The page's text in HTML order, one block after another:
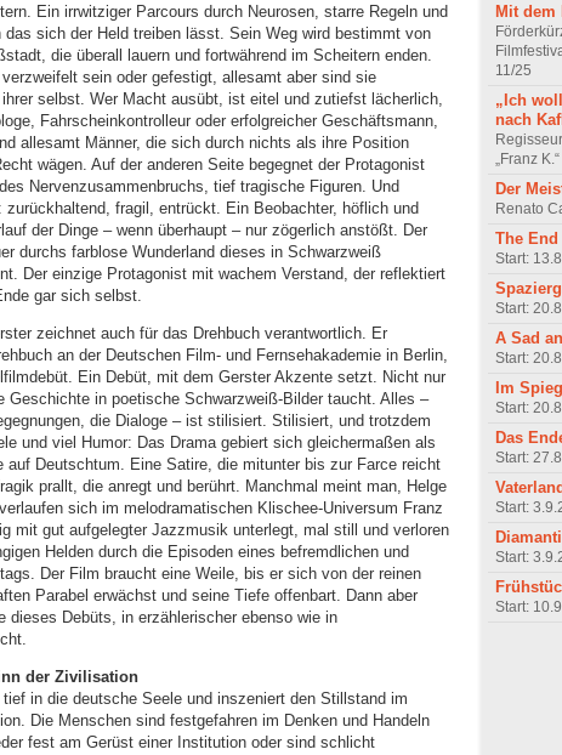
Ein irrwitziger Parcours durch Neurosen, starre Regeln und
das sich der Held treiben lässt. Sein Weg wird bestimmt von
die überall lauern und fortwährend im Scheitern enden.
sein oder gefestigt, allesamt aber sind sie
selbst. Wer Macht ausübt, ist eitel und zutiefst lächerlich,
Fahrscheinkontrolleur oder erfolgreicher Geschäftsmann,
allesamt Männer, die sich durch nichts als ihre Position
wägen. Auf der anderen Seite begegnet der Protagonist
Nervenzusammenbruchs, tief tragische Figuren. Und
fragil, entrückt. Ein Beobachter, höflich und
der Dinge – wenn überhaupt – nur zögerlich anstößt. Der
durchs farblose Wunderland dieses in Schwarzweiß
Der einzige Protagonist mit wachem Verstand, der reflektiert
gar sich selbst.
zeichnet auch für das Drehbuch verantwortlich. Er
an der Deutschen Film- und Fernsehakademie in Berlin,
Ein Debüt, mit dem Gerster Akzente setzt. Nicht nur
Geschichte in poetische Schwarzweiß-Bilder taucht. Alles –
die Dialoge – ist stilisiert. Stilisiert, und trotzdem
und viel Humor: Das Drama gebiert sich gleichermaßen als
auf Deutschtum. Eine Satire, die mitunter bis zur Farce reicht
prallt, die anregt und berührt. Manchmal meint man, Helge
sich im melodramatischen Klischee-Universum Franz
mit gut aufgelegter Jazzmusik unterlegt, mal still und verloren
Helden durch die Episoden eines befremdlichen und
Der Film braucht eine Weile, bis er sich von der reinen
Parabel erwächst und seine Tiefe offenbart. Dann aber
dieses Debüts, in erzählerischer ebenso wie in
der Zivilisation
in die deutsche Seele und inszeniert den Stillstand im
Die Menschen sind festgefahren im Denken und Handeln
fest am Gerüst einer Institution oder sind schlicht
Mit dem
11/25
„Ich
nach
„Franz
Der
Renato
The End
Start:
Start:
A Sad
Start:
Im
Start:
Das
Start:
Vaterland
Start:
Diamanti
Start:
Start: